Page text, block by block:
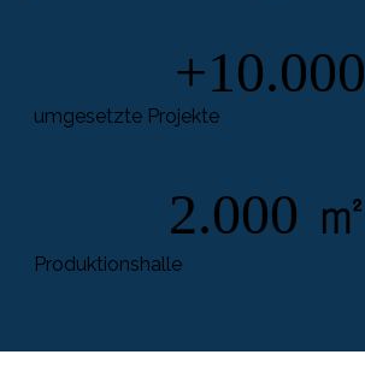
+10.000
umgesetzte Projekte
2.000 ㎡
Produktionshalle